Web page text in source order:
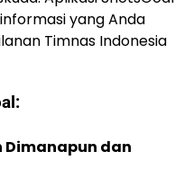
yang Anda
Timnas Indonesia
Dimanapun dan